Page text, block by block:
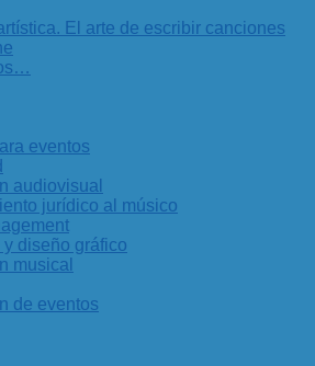
El arte de escribir canciones
eventos
audiovisual
jurídico al músico
y diseño gráfico
musical
de eventos